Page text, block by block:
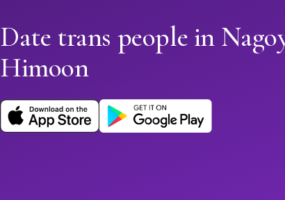
Date trans people in
Himoon